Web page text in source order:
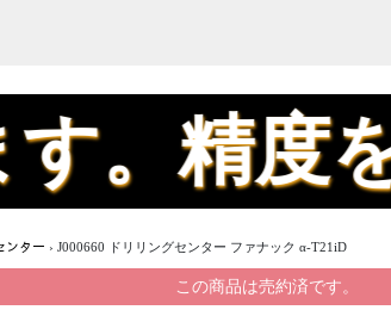
を確
ンター › J000660 ドリリングセンター ファナック α-T21iD
この商品は売約済です。